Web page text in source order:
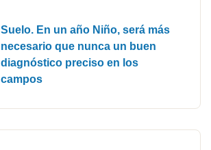
Suelo. En un año Niño, será más
necesario que nunca un buen
diagnóstico preciso en los
campos